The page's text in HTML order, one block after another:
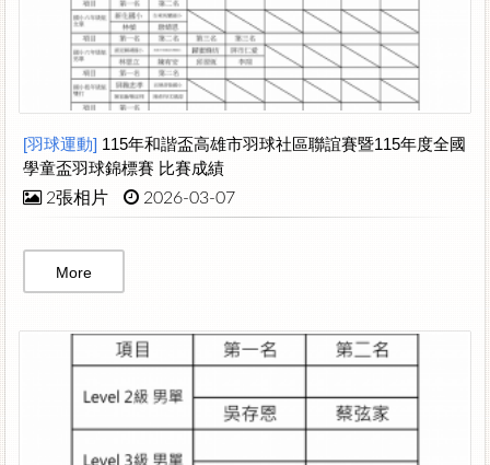
[羽球運動] 115年和諧盃高雄市羽球社區聯誼賽暨115年度全國
學童盃羽球錦標賽 比賽成績
2張相片 2026-03-07
More